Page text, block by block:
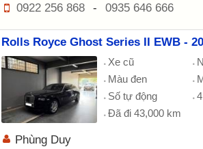
0922 256 868
- 0935 646 666
Rolls Royce Ghost Series II EWB -
Xe cũ
Màu đen
Số tự động
Đã đi 43,000 km
Phùng Duy